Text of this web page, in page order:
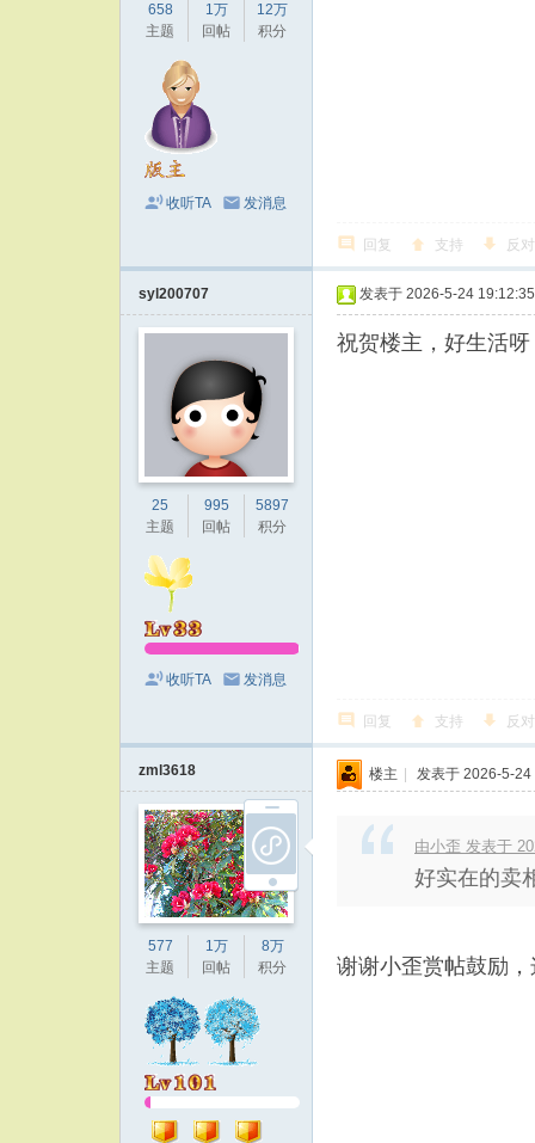
658
主题
1万
回帖
12万
积分
收听TA 发消息
回复 支持 反对
syl200707
25
主题
995
回帖
5897
积分
收听TA 发消息
发表于 2026-5-24 19:12:35
祝贺楼主，好生活呀
回复 支持 反对
zml3618
577
主题
1万
回帖
8万
积分
楼主 | 发表于 2026-5-
由小歪 发表于
好实在的卖
谢谢小歪赏帖鼓励